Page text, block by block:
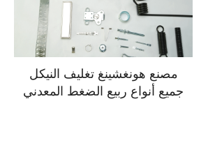
مصنع هونغشينغ تغليف النيكل
جميع أنواع ربيع الضغط المعدني